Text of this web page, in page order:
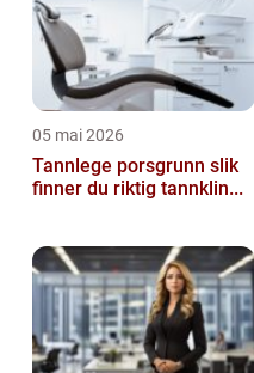
05 mai 2026
Tannlege porsgrunn slik
finner du riktig tannklin...